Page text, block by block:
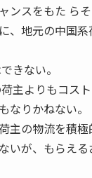
ンスをもた ら
、地元の中国
きない。
主よりもコス
なりかねない。
の物流を積極
いが、もらえ